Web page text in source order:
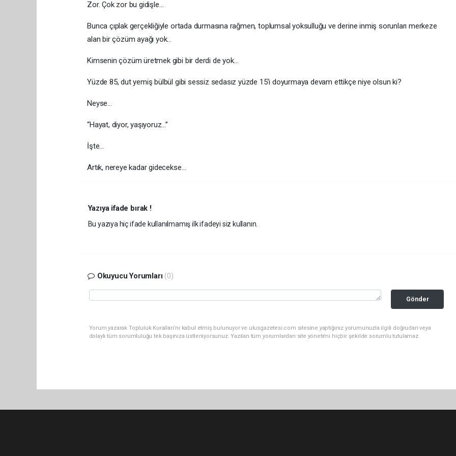
Zor. Çok zor bu gidişle…
Bunca çıplak gerçekliğiyle ortada durmasına rağmen, toplumsal yoksulluğu ve derine inmiş sorunları merkeze
alan bir çözüm ayağı yok…
Kimsenin çözüm üretmek gibi bir derdi de yok…
Yüzde 85, dut yemiş bülbül gibi sessiz sedasız yüzde 15’i doyurmaya devam ettikçe niye olsun ki?
Neyse…
“Hayat, diyor, yaşıyoruz…”
İşte…
Artık, nereye kadar gidecekse…
Yazıya ifade bırak !
Bu yazıya hiç ifade kullanılmamış ilk ifadeyi siz kullanın.
Okuyucu Yorumları (0)
Gönder
Yorum yazarak Topluluk Kuralları’nı kabul etmiş bulunuyor ve ulusgazetesi.com sitesine yaptığınız yorumunuzla ilgili doğrudan veya
dolaylı tüm sorumluluğu tek başınıza üstleniyorsunuz. Yazılan tüm yorumlardan site yönetimi hiçbir şekilde sorumlu tutulamaz.